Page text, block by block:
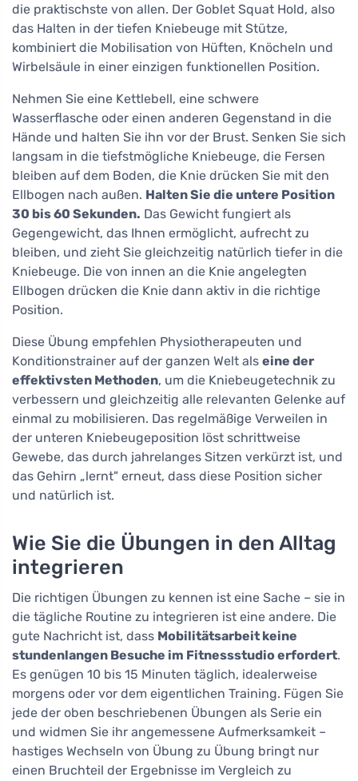
die praktischste von allen. Der Goblet Squat Hold, also
das Halten in der tiefen Kniebeuge mit Stütze,
kombiniert die Mobilisation von Hüften, Knöcheln und
Wirbelsäule in einer einzigen funktionellen Position.
Nehmen Sie eine Kettlebell, eine schwere
Wasserflasche oder einen anderen Gegenstand in die
Hände und halten Sie ihn vor der Brust. Senken Sie sich
langsam in die tiefstmögliche Kniebeuge, die Fersen
bleiben auf dem Boden, die Knie drücken Sie mit den
Ellbogen nach außen. Halten Sie die untere Position
30 bis 60 Sekunden. Das Gewicht fungiert als
Gegengewicht, das Ihnen ermöglicht, aufrecht zu
bleiben, und zieht Sie gleichzeitig natürlich tiefer in die
Kniebeuge. Die von innen an die Knie angelegten
Ellbogen drücken die Knie dann aktiv in die richtige
Position.
Diese Übung empfehlen Physiotherapeuten und
Konditionstrainer auf der ganzen Welt als eine der
effektivsten Methoden, um die Kniebeugetechnik zu
verbessern und gleichzeitig alle relevanten Gelenke auf
einmal zu mobilisieren. Das regelmäßige Verweilen in
der unteren Kniebeugeposition löst schrittweise
Gewebe, das durch jahrelanges Sitzen verkürzt ist, und
das Gehirn „lernt" erneut, dass diese Position sicher
und natürlich ist.
Wie Sie die Übungen in den Alltag
integrieren
Die richtigen Übungen zu kennen ist eine Sache – sie in
die tägliche Routine zu integrieren ist eine andere. Die
gute Nachricht ist, dass Mobilitätsarbeit keine
stundenlangen Besuche im Fitnessstudio erfordert.
Es genügen 10 bis 15 Minuten täglich, idealerweise
morgens oder vor dem eigentlichen Training. Fügen Sie
jede der oben beschriebenen Übungen als Serie ein
und widmen Sie ihr angemessene Aufmerksamkeit –
hastiges Wechseln von Übung zu Übung bringt nur
einen Bruchteil der Ergebnisse im Vergleich zu